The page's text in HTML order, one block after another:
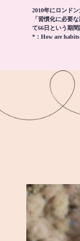
2010年にロンド
「習慣化に必要
て66日という期間
*： How are